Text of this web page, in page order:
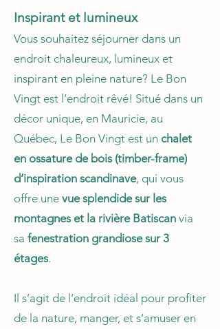
Inspirant et lumineux
Vous souhaitez séjourner dans un
endroit chaleureux, lumineux et
inspirant en pleine nature? Le Bon
Vingt est l’endroit rêvé! Situé dans un
décor unique, en Mauricie, au
Québec, Le Bon Vingt est un chalet
en ossature de bois (timber-frame)
d’inspiration scandinave, qui vous
offre une vue splendide sur les
montagnes et la rivière Batiscan via
sa fenestration grandiose sur 3
étages.
Il s’agit de l’endroit idéal pour profiter
de la nature, manger, et s’amuser en